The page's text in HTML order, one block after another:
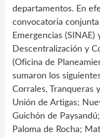
departamentos. En
convocatoria
Emergencias (SINAE)
Descentralización y
(Oficina de
sumaron los
Corrales, Tranqueras
Unión de Artigas;
Guichón de
Paloma de Rocha;